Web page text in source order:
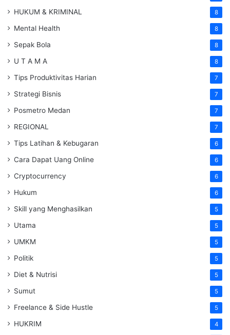
HUKUM & KRIMINAL 8
Mental Health 8
Sepak Bola 8
U T A M A 8
Tips Produktivitas Harian 7
Strategi Bisnis 7
Posmetro Medan 7
REGIONAL 7
Tips Latihan & Kebugaran 6
Cara Dapat Uang Online 6
Cryptocurrency 6
Hukum 6
Skill yang Menghasilkan 5
Utama 5
UMKM 5
Politik 5
Diet & Nutrisi 5
Sumut 5
Freelance & Side Hustle 5
HUKRIM 4